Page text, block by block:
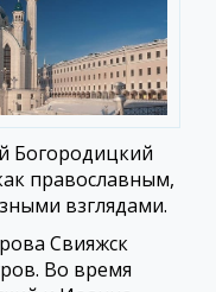
Богородицкий
православным,
взглядами.
Свияжск
Во время